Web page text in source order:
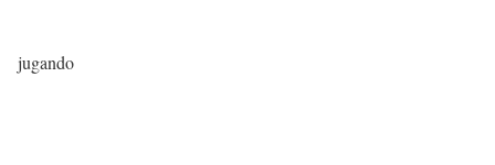
jugando